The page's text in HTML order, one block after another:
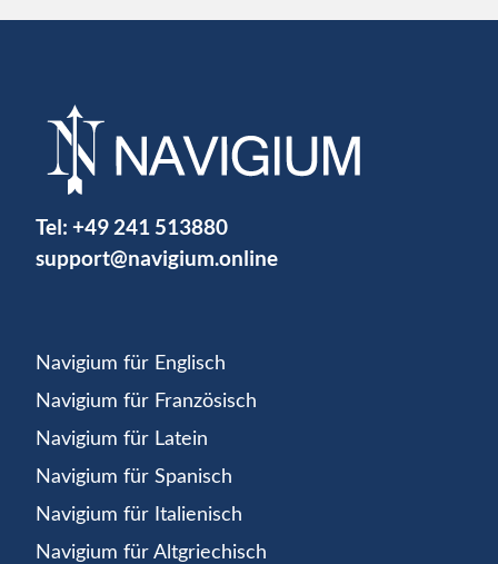
Tel: +49 241 513880
support@navigium.online
Navigium für Englisch
Navigium für Französisch
Navigium für Latein
Navigium für Spanisch
Navigium für Italienisch
Navigium für Altgriechisch